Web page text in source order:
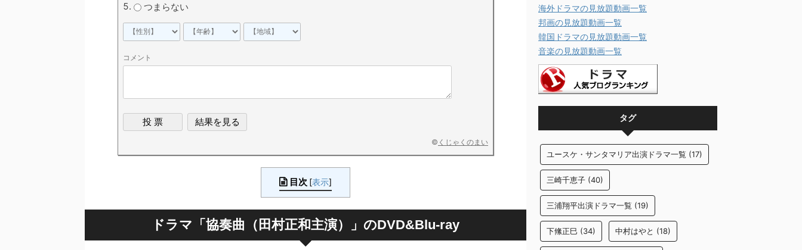
つまらない
コメント
© くじゃくのまい
目次 [表示]
ドラマ「協奏曲（田村正和主演）」のDVD&Blu-ray
海外ドラマの見放題動画一覧
邦画の見放題動画一覧
韓国ドラマの見放題動画一覧
音楽の見放題動画一覧
タグ
ユースケ・サンタマリア出演ドラマ一覧 (17)
三崎千恵子 (40)
三浦翔平出演ドラマ一覧 (19)
下絛正巳 (34) 中村はやと (18)